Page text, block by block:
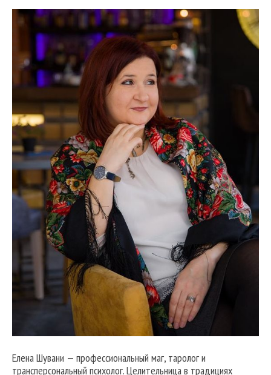
Елена Шувани — профессиональный маг, таролог и
трансперсональный психолог. Целительница в традициях